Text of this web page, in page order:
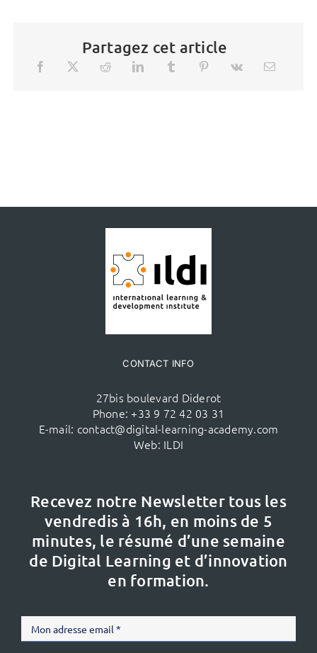
Partagez cet article
CONTACT INFO
27bis boulevard Diderot
Phone: +33 9 72 42 03 31
E-mail: contact@digital-learning-academy.com
Web: ILDI
Recevez notre Newsletter tous les
vendredis à 16h, en moins de 5
minutes, le résumé d’une semaine
de Digital Learning et d’innovation
en formation.